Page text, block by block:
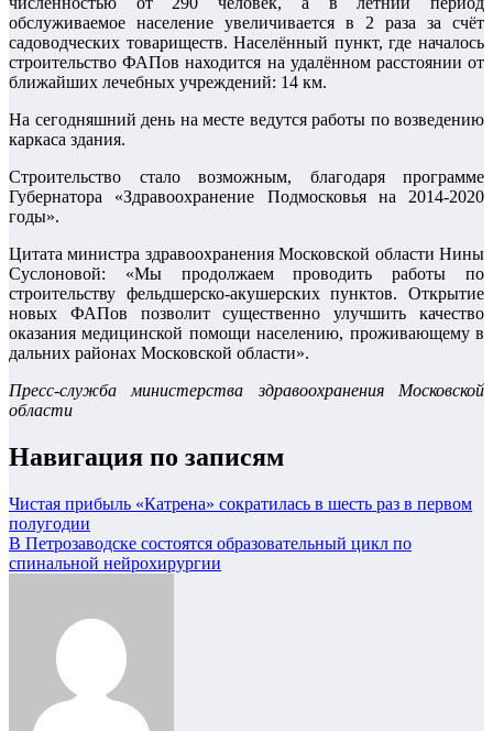
обслуживаемое население увеличивается в 2 раза за счёт
садоводческих товариществ. Населённый пункт, где началось
строительство ФАПов находится на удалённом расстоянии от
ближайших лечебных учреждений: 14 км.
На сегодняшний день на месте ведутся работы по возведению
каркаса здания.
Строительство стало возможным, благодаря программе
Губернатора «Здравоохранение Подмосковья на 2014-2020
годы».
Цитата министра здравоохранения Московской области Нины
Суслоновой: «Мы продолжаем проводить работы по
строительству фельдшерско-акушерских пунктов. Открытие
новых ФАПов позволит существенно улучшить качество
оказания медицинской помощи населению, проживающему в
дальних районах Московской области».
Пресс-служба министерства здравоохранения Московской
области
Навигация по записям
Чистая прибыль «Катрена» сократилась в шесть раз в первом
полугодии
В Петрозаводске состоятся образовательный цикл по
спинальной нейрохирургии